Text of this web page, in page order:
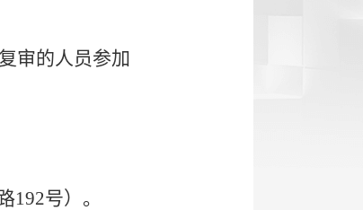
审的人员参加
192号）。